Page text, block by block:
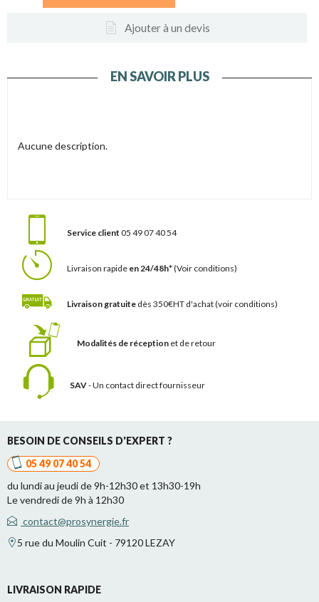
Ajouter à un devis
EN SAVOIR PLUS
Aucune description.
Service client 05 49 07 40 54
Livraison rapide en 24/48h*(Voir conditions)
Livraison gratuite dès 350€HT d'achat(voir conditions)
Modalités de réception et de retour
SAV- Un contact direct fournisseur
BESOIN DE CONSEILS D'EXPERT ?
05 49 07 40 54
du lundi au jeudi de 9h-12h30 et 13h30-19h
Le vendredi de 9h à 12h30
contact@prosynergie.fr
5 rue du Moulin Cuit - 79120 LEZAY
LIVRAISON RAPIDE